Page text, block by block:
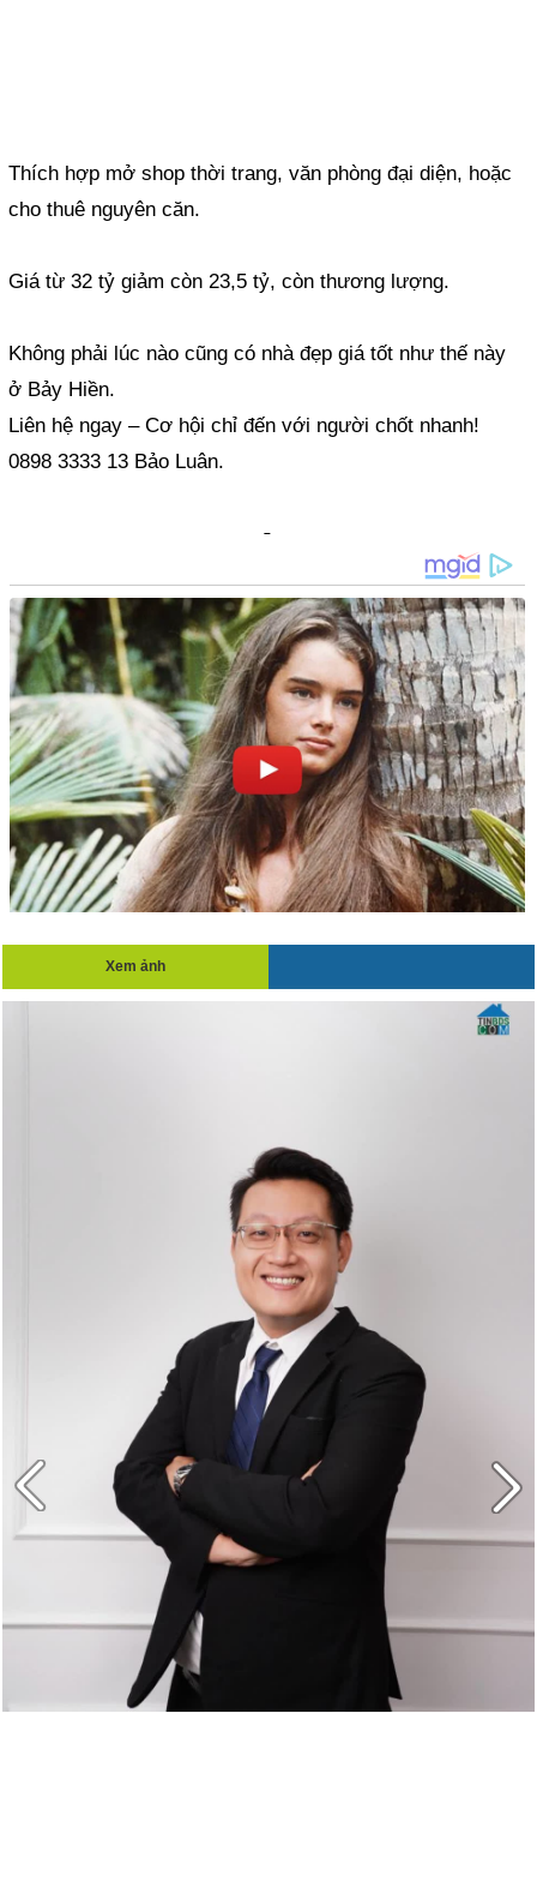
Thích hợp mở shop thời trang, văn phòng đại diện, hoặc
cho thuê nguyên căn.
Giá từ 32 tỷ giảm còn 23,5 tỷ, còn thương lượng.
Không phải lúc nào cũng có nhà đẹp giá tốt như thế này
ở Bảy Hiền.
Liên hệ ngay – Cơ hội chỉ đến với người chốt nhanh!
0898 3333 13 Bảo Luân.
Xem ảnh